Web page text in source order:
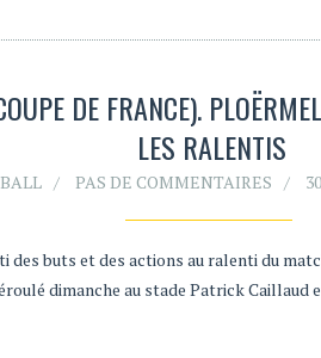
DE FRANCE).
LES RALENTIS
PAS DE COMMENTAIRES
des buts et des actions au ralenti du
dimanche au stade Patrick